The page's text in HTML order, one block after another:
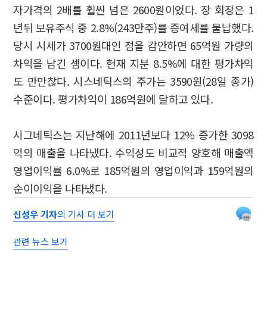
자가격의 2배를 훨씬 넘은 2600원이었다. 장 회장은 1
년뒤 보유주식 중 2.8%(243만주)를 증여세를 물납했다.
당시 시세가 3700원대인 점을 감안하면 65억원 가량의
차익을 남긴 셈이다. 현재 지분 8.5%에 대한 평가차익
도 만만찮다. 시스네틱스의 주가는 3590원(28일 종가)
수준이다. 평가차익이 186억원에 달하고 있다.
시그네틱스는 지난해에 2011년보다 12% 증가한 3098
억의 매출을 나타냈다. 수익성도 비교적 양호해 매출액
영업이익률 6.0%로 185억원의 영업이익과 159억원의
순이이익을 나타냈다.
신성우 기자의 기사 더 보기
관련 뉴스 보기